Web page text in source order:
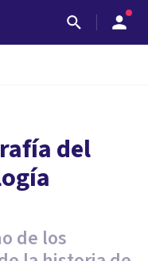
del
de los